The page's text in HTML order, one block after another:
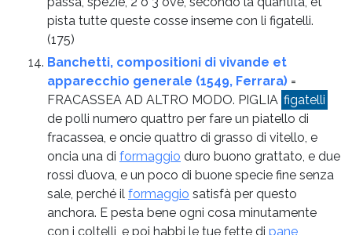
pista tutte queste cosse inseme con li figatelli.
(175)
Banchetti, compositioni di vivande et
apparecchio generale (1549, Ferrara) =
FRACASSEA AD ALTRO MODO. PIGLIA figatelli
de polli numero quattro per fare un piatello di
fracassea, e oncie quattro di grasso di vitello, e
oncia una di formaggio duro buono grattato, e due
rossi d’uova, e un poco di buone specie fine senza
sale, perché il formaggio satisfà per questo
anchora. E pesta bene ogni cosa minutamente
con i coltelli, e poi habbi le tue fette di pane,